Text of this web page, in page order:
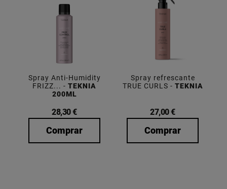
Spray Anti-Humidity
FRIZZ... - TEKNIA
200ML
28,30 €
Comprar
Spray refrescante
TRUE CURLS - TEKNIA
27,00 €
Comprar